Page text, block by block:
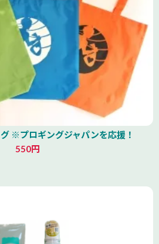
※プロギングジャパンを応援！
550円